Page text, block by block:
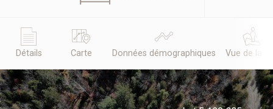
Détails Carte Données démographiques Vue de la